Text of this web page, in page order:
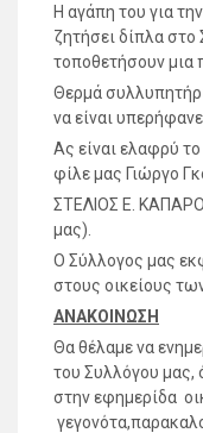
Η αγάπη του για
ζητήσει δίπλα στο
τοποθετήσουν μια
Θερμά
να είναι
Ας είναι ελαφρύ
φίλε μας Γιώργο
ΣΤΕΛΙΟΣ Ε.
μας).
Ο Σύλλογος μας
στους οικείους
ΑΝΑΚΟΙΝΩΣΗ
Θα θέλαμε να
του Συλλόγου μας,
στην εφημερίδα